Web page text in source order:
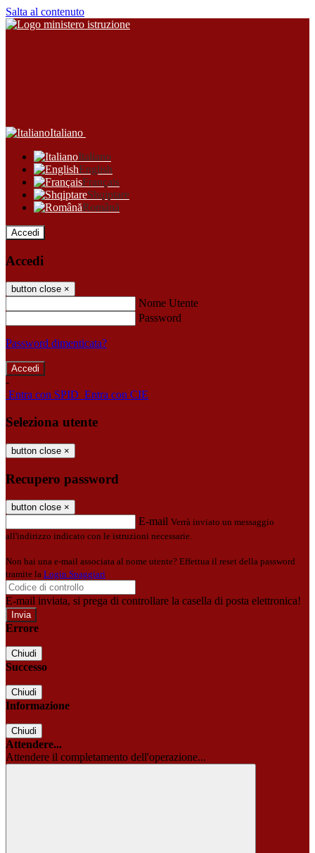
Salta al contenuto
Italiano
Italiano
English
Français
Shqiptare
Română
Accedi
Accedi
button close ×
Nome Utente
Password
Password dimenticata?
-
Entra con SPID Entra con CIE
Seleziona utente
button close ×
Recupero password
button close ×
E-mail Verrà inviato un messaggio
all'indirizzo indicato con le istruzioni necessarie.
Non hai una e-mail associata al nome utente? Effettua il reset della password
tramite la Login Spaggiari
E-mail inviata, si prega di controllare la casella di posta elettronica!
Errore
Chiudi
Successo
Chiudi
Informazione
Chiudi
Attendere...
Attendere il completamento dell'operazione...